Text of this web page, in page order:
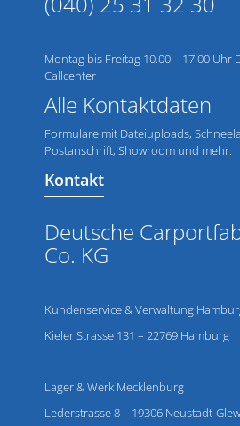
Montag bis Freitag 10.00 – 17.00 Uhr
Callcenter
Alle Kontaktdaten
Formulare mit Dateiuploads,
Postanschrift, Showroom und mehr.
Kontakt
Deutsche
Co. KG
Kundenservice & Verwaltung
Kieler Strasse 131 – 22769 Hamburg
Lager & Werk Mecklenburg
Lederstrasse 8 – 19306 Neustadt-